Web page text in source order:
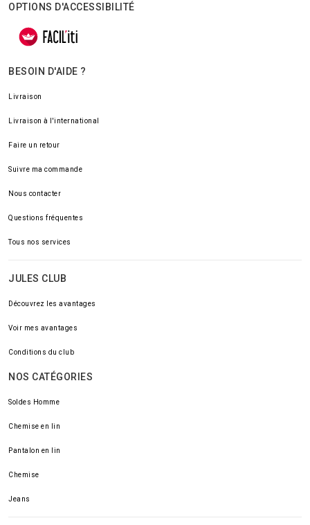
OPTIONS D'ACCESSIBILITÉ
BESOIN D'AIDE ?
Livraison
Livraison à l'international
Faire un retour
Suivre ma commande
Nous contacter
Questions fréquentes
Tous nos services
JULES CLUB
Découvrez les avantages
Voir mes avantages
Conditions du club
NOS CATÉGORIES
Soldes Homme
Chemise en lin
Pantalon en lin
Chemise
Jeans